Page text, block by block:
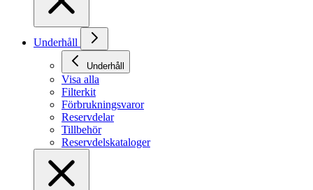
Underhåll
Underhåll
Visa alla
Filterkit
Förbrukningsvaror
Reservdelar
Tillbehör
Reservdelskataloger